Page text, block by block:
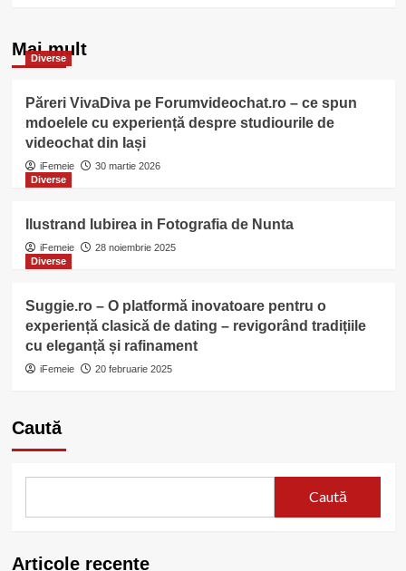
Mai mult
Diverse
Păreri VivaDiva pe Forumvideochat.ro – ce spun
mdoelele cu experiență despre studiourile de
videochat din Iași
iFemeie
30 martie 2026
Diverse
Ilustrand Iubirea in Fotografia de Nunta
iFemeie
28 noiembrie 2025
Diverse
Suggie.ro – O platformă inovatoare pentru o
experiență clasică de dating – revigorând tradițiile
cu eleganță și rafinament
iFemeie 20 februarie 2025
Caută
Caută
Articole recente